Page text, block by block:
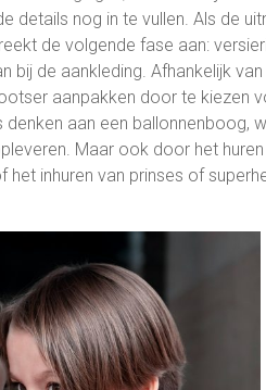
details nog in te vullen. Als de
de volgende fase aan:
de aankleding. Afhankelijk
aanpakken door te kiezen
aan een ballonnenboog,
Maar ook door het huren
inhuren van prinses of